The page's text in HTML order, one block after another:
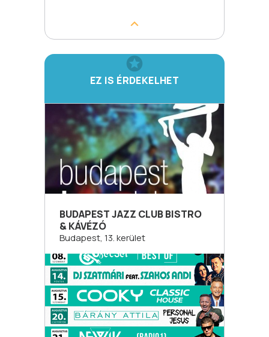
EZ IS ÉRDEKELHET
BUDAPEST JAZZ CLUB BISTRO
& KÁVÉZÓ
Budapest, 13. kerület